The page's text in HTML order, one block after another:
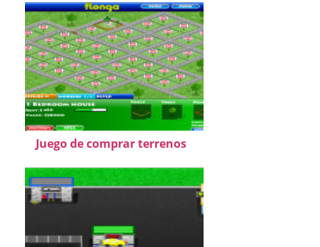
Juego de comprar terrenos